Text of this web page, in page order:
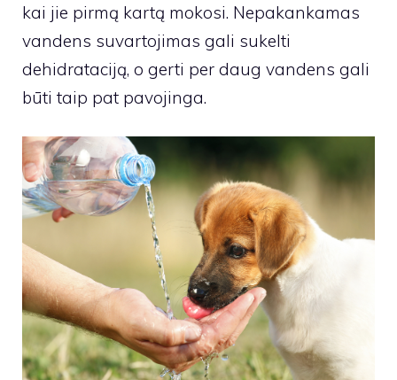
kai jie pirmą kartą mokosi. Nepakankamas
vandens suvartojimas gali sukelti
dehidrataciją, o gerti per daug vandens gali
būti taip pat pavojinga.